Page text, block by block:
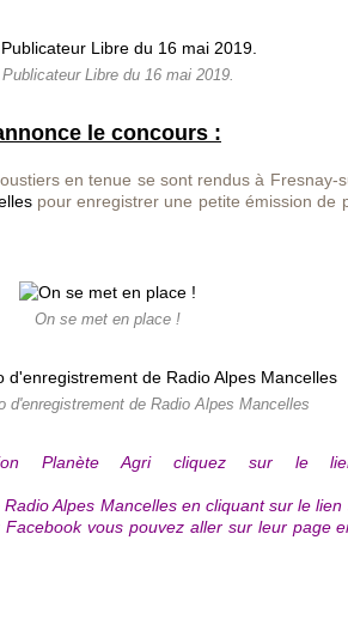
Libre du 16 mai 2019.
le concours :
en tenue se sont rendus à Fresnay-
pour enregistrer une petite émission de
On se met en place !
d'enregistrement de Radio Alpes Mancelles
Planète Agri cliquez sur le
Alpes Mancelles en cliquant sur le lien
vous pouvez aller sur leur page